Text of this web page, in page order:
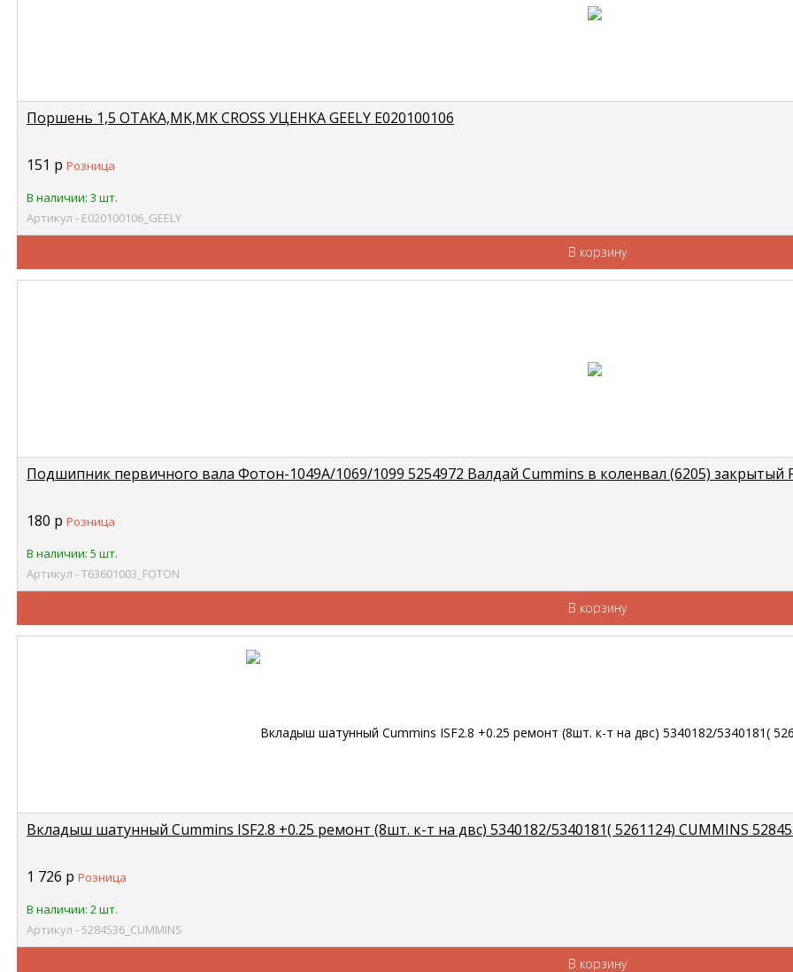
Поршень 1,5 OTAKA,MK,MK CROSS УЦЕНКА GEELY E020100106
151 р Розница
В наличии: 3 шт.
Артикул - E020100106_GEELY
В корзину
Подшипник первичного вала Фотон-1049А/1069/1099 5254972 Валдай Cummins в коленвал (6205) закрытый
180 р Розница
В наличии: 5 шт.
Артикул - Т63601003_FOTON
В корзину
Вкладыш шатунный Cummins ISF2.8 +0.25 ремонт (8шт. к-т на двс) 5340182/5340181( 5261124) CUMMINS
1 726 р Розница
В наличии: 2 шт.
Артикул - 5284536_CUMMINS
В корзину